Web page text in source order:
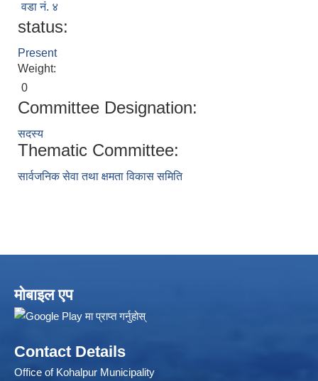
वडा नं. ४
status:
Present
Weight:
0
Committee Designation:
सदस्य
Thematic Committee:
सार्वजनिक सेवा तथा क्षमता विकास समिति
मोबाइल एप
Contact Details
Office of Kohalpur Municipality